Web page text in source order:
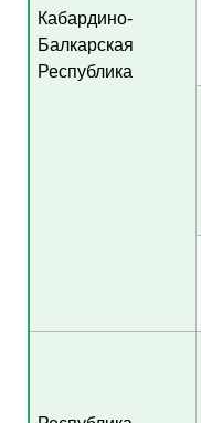
Кабардино-
Балкарская
Республика